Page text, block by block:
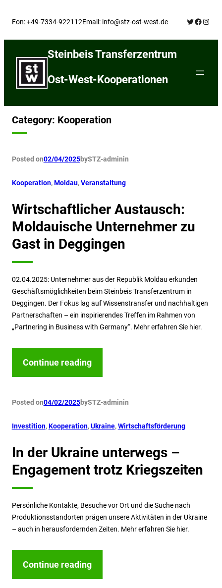
Fon: +49-7334-922112Email: info@stz-ost-west.de Twitter
Steinbeis Transferzentrum
Ost-West-Kooperationen
Category: Kooperation
Posted on02/04/2025bySTZ-adminin
Kooperation, Moldau, Veranstaltung
Wirtschaftlicher Austausch:
Moldauische Unternehmer zu
Gast in Deggingen
02.04.2025: Unternehmer aus der Republik Moldau erkunden
Geschäftsmöglichkeiten beim Steinbeis Transferzentrum in
Deggingen. Der Fokus lag auf Wissenstransfer und nachhaltigen
Partnerschaften – ein inspirierendes Treffen im Rahmen von
„Partnering in Business with Germany“. Mehr erfahren Sie hier.
Continue reading
Posted on04/02/2025bySTZ-adminin
Investition, Kooperation, Ukraine, Wirtschaftsförderung
In der Ukraine unterwegs –
Engagement trotz Kriegszeiten
Persönliche Kontakte, Besuche vor Ort und die Suche nach
Produktionsstandorten prägen unsere Aktivitäten in der Ukraine
– auch in herausfordernden Zeiten. Mehr erfahren Sie hier.
Continue reading